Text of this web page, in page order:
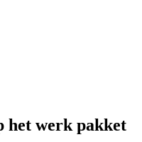
werk pakket